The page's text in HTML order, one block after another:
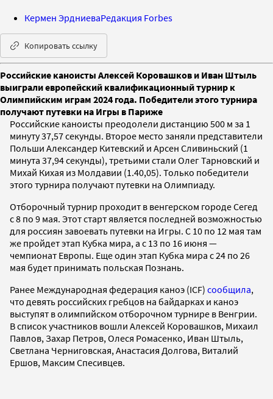
Кермен ЭрдниеваРедакция Forbes
Копировать ссылку
Российские каноисты Алексей Коровашков и Иван Штыль
выиграли европейский квалификационный турнир к
Олимпийским играм 2024 года. Победители этого турнира
получают путевки на Игры в Париже
Российские каноисты преодолели дистанцию 500 м за 1
минуту 37,57 секунды. Второе место заняли представители
Польши Александер Китевский и Арсен Сливиньский (1
минута 37,94 секунды), третьими стали Олег Тарновский и
Михай Кихая из Молдавии (1.40,05). Только победители
этого турнира получают путевки на Олимпиаду.
Отборочный турнир проходит в венгерском городе Сегед
с 8 по 9 мая. Этот старт является последней возможностью
для россиян завоевать путевки на Игры. С 10 по 12 мая там
же пройдет этап Кубка мира, а с 13 по 16 июня —
чемпионат Европы. Еще один этап Кубка мира с 24 по 26
мая будет принимать польская Познань.
Ранее Международная федерация каноэ (ICF) сообщила,
что девять российских гребцов на байдарках и каноэ
выступят в олимпийском отборочном турнире в Венгрии.
В список участников вошли Алексей Коровашков, Михаил
Павлов, Захар Петров, Олеся Ромасенко, Иван Штыль,
Светлана Черниговская, Анастасия Долгова, Виталий
Ершов, Максим Спесивцев.